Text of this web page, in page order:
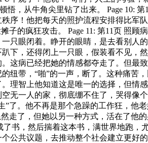
，从牛角尖里钻了出来。 Page 10:
！他把每天的照护流程安排得比军
的疯狂攻击。 Page 11: 第11页 照顾
眼闭着。睁开的眼睛，是去看别人
，还得闭上一只眼，假装看不见，
这病已经把她的情感都夺走了。但最
带，“啪”的一声，断了。这种痛苦
智上他知道这是唯一的选择，但情
一人的家，彻底绷不住了，哭得像
。他不再是那个急躁的工作狂，他
走了，但她以另一种方式，活在了他
书，然后揣着这本书，满世界地跑
公共议题，去推动整个社会建立更好